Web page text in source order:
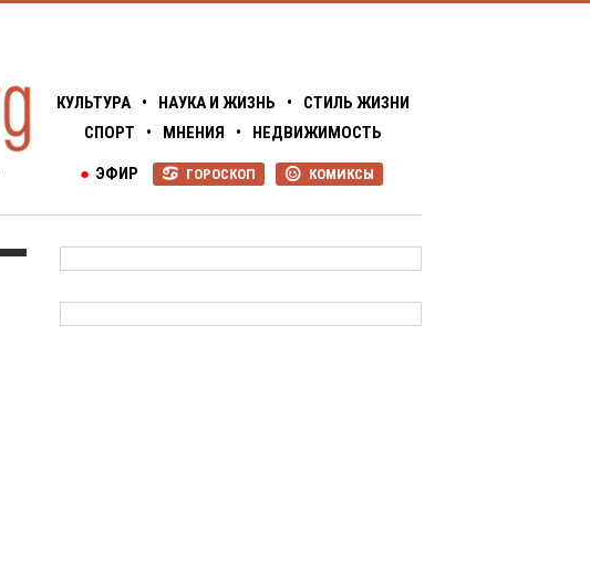
КУЛЬТУРА • НАУКА И ЖИЗНЬ •
СТИЛЬ ЖИЗНИ
СПОРТ
• МНЕНИЯ • НЕДВИЖИМОСТЬ
P КОМИКСЫ
R ГОРОСКОП
● ЭФИР